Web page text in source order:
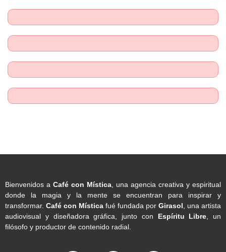
Bienvenidos a Café con Mística, una agencia creativa y espiritual
donde la magia y la mente se encuentran para inspirar y
transformar. Café con Mística fué fundada por Girasol, una artista
audiovisual y diseñadora gráfica, junto con Espíritu Libre, un
filósofo y productor de contenido radial.